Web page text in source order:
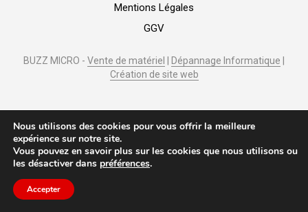
Mentions Légales
GGV
BUZZ MICRO - Vente de matériel Dépannage Informatique
Création de site web
Nous utilisons des cookies pour vous offrir la meilleure
expérience sur notre site.
Vous pouvez en savoir plus sur les cookies que nous utilisons ou
les désactiver dans préférences.
Accepter